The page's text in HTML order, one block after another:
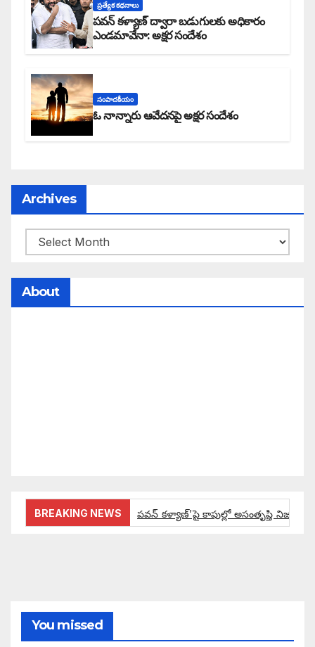
ప్రత్యేక కధనాలు
పవన్ కళ్యాణ్ ద్వారా బడుగులకు అధికారం
ఎండమావేనా: అక్షర సందేశం
సంపాదకీయం
ఓ నాన్నారు ఆవేదనపై అక్షర సందేశం
Archives
About
BREAKING NEWS పవన్ కళ్యాణ్’పై కాపుల్లో అసంతృప్తి నిజమేనా:
You missed